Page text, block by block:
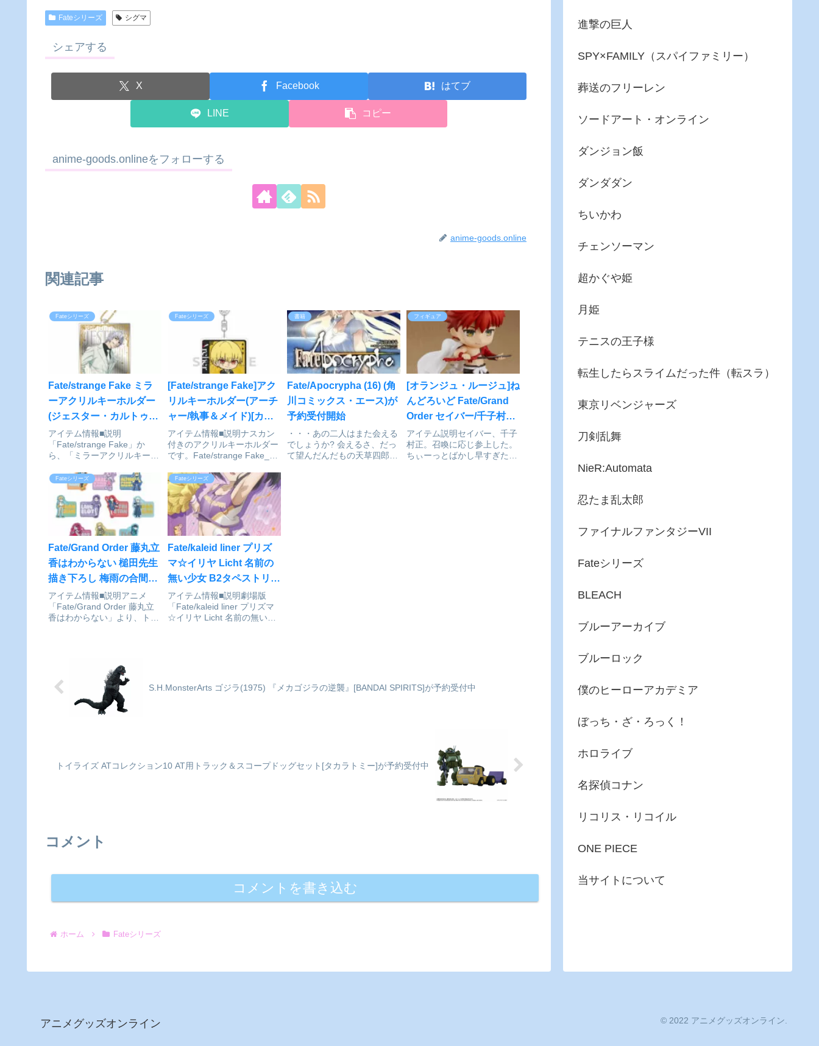
Fateシリーズ シグマ
シェアする
X Facebook はてブ
LINE コピー
anime-goods.onlineをフォローする
anime-goods.online
関連記事
Fateシリーズ
Fate/strange Fake ミラ
ーアクリルキーホルダー
(ジェスター・カルトゥー
レ)[ハゴロモ]が予約受付
中
アイテム情報■説明
「Fate/strange Fake」か
ら、「ミラーアクリルキーホ
Fate/strange Fake_ミラーア
クリルキーホルダー ジェスタ
ー・カルトゥーレ(C)TYPE-
MOON通販サイトで検索する
Fateシリーズ
[Fate/strange Fake]アク
リルキーホルダー(アーチ
ャー/執事＆メイド)[カー
テン魂]が予約受付中
アイテム情報■説明ナスカン
付きのアクリルキーホルダー
です。Fate/strange Fake_ア
ャー/執事&メイド)©TYPE-
MOON・ufotable・FSNPC
©TYPE-MOON通販サイトで
検索する
書籍
Fate/Apocrypha (16) (角
川コミックス・エース)が
予約受付開始
・・・あの二人はまた会える
でしょうか? 会えるさ、だっ
て望んだんだもの天草四郎時
フィギュア
[オランジュ・ルージュ]ね
んどろいど Fate/Grand
Order セイバー/千子村正
が予約受付開始
アイテム説明セイバー、千子
村正。召喚に応じ参上した。
ちぃーっとばかし早すぎたか
Fateシリーズ
Fate/Grand Order 藤丸立
香はわからない 槌田先生
描き下ろし 梅雨の合間に
トレーディングダイカッ
トステッカー BOX[アル
マビアンカ]が予約受付中
アイテム情報■説明アニメ
「Fate/Grand Order 藤丸立
香はわからない」より、トレ
アルトリア・ペンドラゴン、
ガウェイン、ランス...
Fateシリーズ
Fate/kaleid liner プリズ
マ☆イリヤ Licht 名前の
無い少女 B2タペストリー
[チアver.](3)美遊[メディ
コス・エンタテインメン
ト]が予約受付開始
アイテム情報■説明劇場版
「Fate/kaleid liner プリズマ
☆イリヤ Licht 名前の無い少
S.H.MonsterArts ゴジラ(1975) 『メカゴジラの逆襲』[BANDAI SPIRITS]が予約受付中
トイライズ ATコレクション10 AT用トラック＆スコープドッグセット[タカラトミー]が予約受付中
コメント
コメントを書き込む
ホーム Fateシリーズ
進撃の巨人
SPY×FAMILY（スパイファミリー）
葬送のフリーレン
ソードアート・オンライン
ダンジョン飯
ダンダダン
ちいかわ
チェンソーマン
超かぐや姫
月姫
テニスの王子様
転生したらスライムだった件（転スラ）
東京リベンジャーズ
刀剣乱舞
NieR:Automata
忍たま乱太郎
ファイナルファンタジーVII
Fateシリーズ
BLEACH
ブルーアーカイブ
ブルーロック
僕のヒーローアカデミア
ぼっち・ざ・ろっく！
ホロライブ
名探偵コナン
リコリス・リコイル
ONE PIECE
当サイトについて
アニメグッズオンライン © 2022 アニメグッズオンライン.